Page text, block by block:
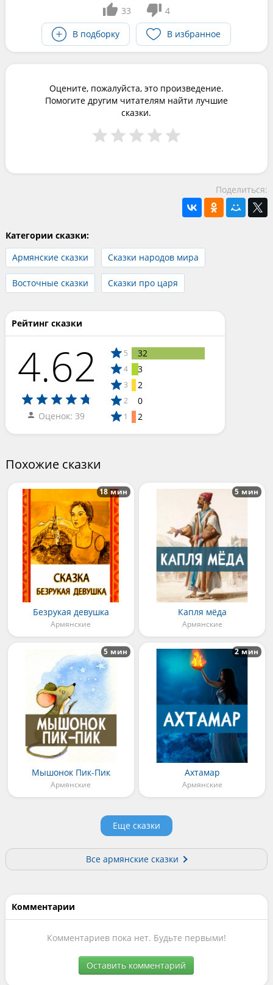
33
4
В подборку
В избранное
Оцените, пожалуйста, это произведение.
Помогите другим читателям найти лучшие
сказки.
Поделиться:
Категории сказки:
Армянские сказки
Сказки народов мира
Восточные сказки Сказки про царя
Рейтинг сказки
4.62
Оценок: 39
5 32
4 3
3 2
2 0
1 2
Похожие сказки
Безрукая девушка
Армянские
18 мин
Капля мёда
Армянские
5 мин
Мышонок Пик-Пик
Армянские
5 мин
Ахтамар
Армянские
2 мин
Еще сказки
Все армянские сказки
Комментарии
Комментариев пока нет. Будьте первыми!
Оставить комментарий